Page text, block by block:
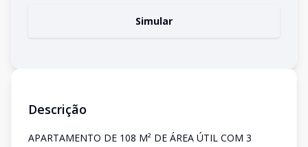
Simular
Descrição
APARTAMENTO DE 108 M² DE ÁREA ÚTIL COM 3